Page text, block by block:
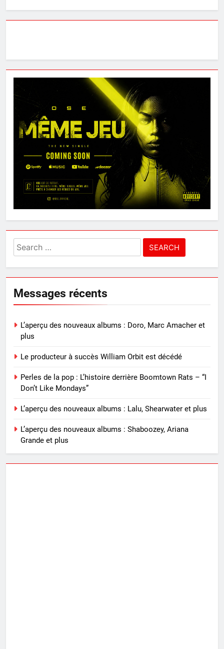
Search
for:
Messages récents
L’aperçu des nouveaux albums : Doro, Marc Amacher et
plus
Le producteur à succès William Orbit est décédé
Perles de la pop : L’histoire derrière Boomtown Rats – “I
Don’t Like Mondays”
L’aperçu des nouveaux albums : Lalu, Shearwater et plus
L’aperçu des nouveaux albums : Shaboozey, Ariana
Grande et plus